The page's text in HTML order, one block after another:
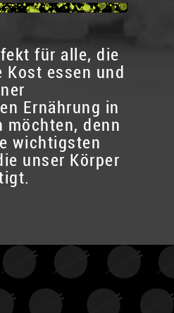
für alle, die
Kost essen und
Ernährung in
möchten, denn
wichtigsten
unser Körper